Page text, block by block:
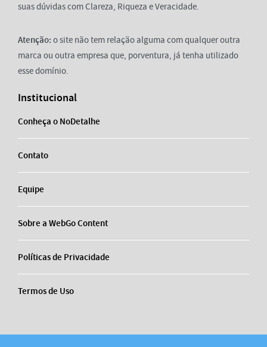
suas dúvidas com Clareza, Riqueza e Veracidade.
Atenção: o site não tem relação alguma com qualquer outra
marca ou outra empresa que, porventura, já tenha utilizado
esse domínio.
Institucional
Conheça o NoDetalhe
Contato
Equipe
Sobre a WebGo Content
Políticas de Privacidade
Termos de Uso